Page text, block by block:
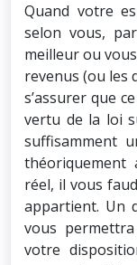
Quand votre
selon vous,
meilleur ou
revenus (ou les
s’assurer que
vertu de la loi
suffisamment
théoriquement
réel, il vous
appartient. Un
vous
votre